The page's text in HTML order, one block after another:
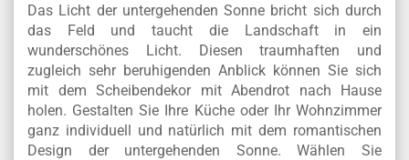
Das Licht der untergehenden Sonne bricht sich durch
das Feld und taucht die Landschaft in ein
wunderschönes Licht. Diesen traumhaften und
zugleich sehr beruhigenden Anblick können Sie sich
mit dem Scheibendekor mit Abendrot nach Hause
holen. Gestalten Sie Ihre Küche oder Ihr Wohnzimmer
ganz individuell und natürlich mit dem romantischen
Design der untergehenden Sonne. Wählen Sie